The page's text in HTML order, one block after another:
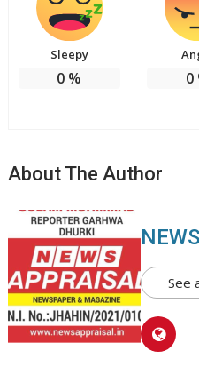
Sleepy
0 % 0
About The Author
See